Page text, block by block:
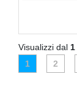
Visualizzi dal 1
1
2